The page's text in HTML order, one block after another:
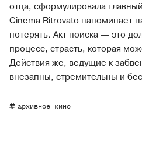
отца, сформулировала
Cinema Ritrovato напоминает
потерять. Акт поиска — это
процесс, страсть, которая
Действия же, ведущие к
внезапны, стремительны и
архивное кино